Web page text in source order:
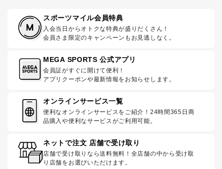
スポーツマイル会員特典
入会当日からオトクな特典が盛りだくさん！
会員さま限定のキャンペーンもお見逃しなく。
MEGA SPORTS 公式アプリ
会員証がすぐに開けて便利！
アプリクーポンや最新情報をお知らせします。
オンラインサービス一覧
便利なオンラインサービスをご紹介！24時間365日商
品購入や便利なサービスがご利用可能。
ネットで注文 店舗で受け取り
店舗で受け取りなら送料無料！全店舗の中から受け取
り店舗をお選びいただけます。